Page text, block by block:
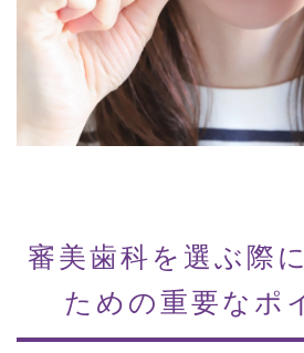
審美歯科を選ぶ際
ための重要なポ